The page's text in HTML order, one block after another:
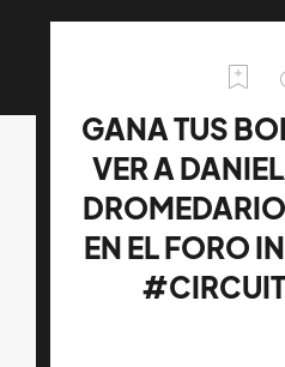
GANA TUS
VER A
EN EL FORO